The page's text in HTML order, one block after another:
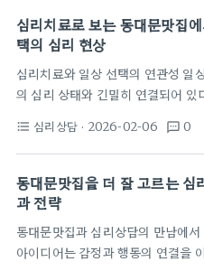
심리치료로 보는 동대문맛집
택의 심리 현상
심리치료와 일상 선택의 연관성 일
의 심리 상태와 긴밀히 연결되어 있
작용하는 무대가 된다. 심리치료는
을 관찰하고 해석하는 도구를 제공
처럼 다양한 선택지가 모여 있는 공
은 작은 트래커처럼 우리의 마음을
된다. 만족과 후회의 가능성은 예
비롯된다. 심리치료는 이러한 예측
format_list_bulleted 심리상담 · 2026-02-06 textsms 0
동대문맛집을 더 잘 고르는 심
과 전략
동대문맛집과 심리상담의 만남에
아이디어는 감정과 행동의 연결을